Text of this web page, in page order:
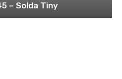
– Solda Tiny